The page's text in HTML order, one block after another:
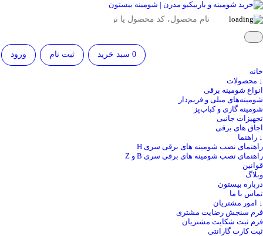
ورود ثبت نام 0 سبد خرید
خانه
↓ محصولات
انواع شومینه برقی
شومینه‌های مبلی و فریم‌دار
شومینه گازی و کباب‌پز
تجهیزات جانبی
اجاق های برقی
↓ راهنما
راهنمای نصب شومینه های برقی سری H
راهنمای نصب شومینه های برقی سری B و Z
قوانین
وبلاگ
درباره بیستون
تماس با ما
↓ امور مشتریان
فرم سنجش رضایت مشتری
فرم ثبت شکایت مشتریان
ثبت کارت گارانتی